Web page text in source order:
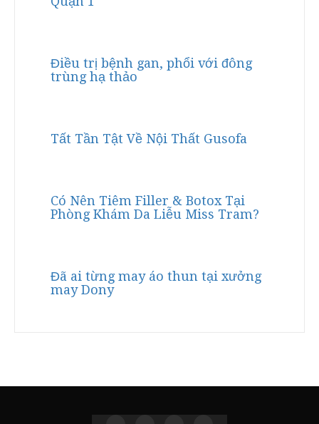
Điều trị bệnh gan, phổi với đông
trùng hạ thảo
Tất Tần Tật Về Nội Thất Gusofa
Có Nên Tiêm Filler & Botox Tại
Phòng Khám Da Liễu Miss Tram?
Đã ai từng may áo thun tại xưởng
may Dony